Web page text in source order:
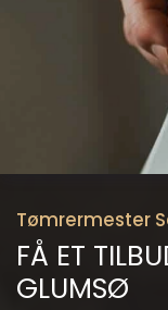
Tømrermester
FÅ ET
GLUMSØ